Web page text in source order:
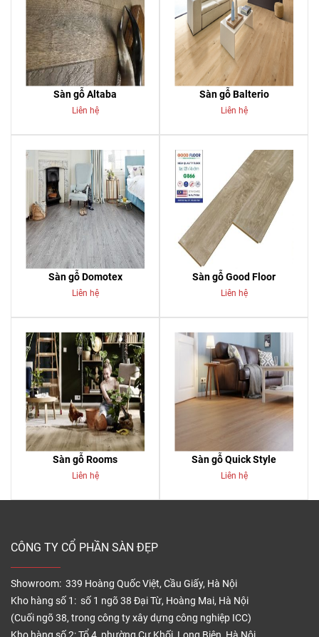
Sàn gỗ Altaba
Liên hệ
Sàn gỗ Balterio
Liên hệ
Sàn gỗ Domotex
Liên hệ
Sàn gỗ Good Floor
Liên hệ
Sàn gỗ Rooms
Liên hệ
Sàn gỗ Quick Style
Liên hệ
CÔNG TY CỔ PHẦN SÀN ĐẸP
Showroom: 339 Hoàng Quốc Việt, Cầu Giấy, Hà Nội
Kho hàng số 1: số 1 ngõ 38 Đại Từ, Hoàng Mai, Hà Nội
(Cuối ngõ 38, trong công ty xây dựng công nghiệp ICC)